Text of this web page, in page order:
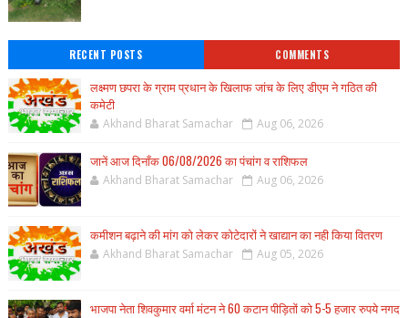
RECENT POSTS COMMENTS
लक्ष्मण छपरा के ग्राम प्रधान के खिलाफ जांच के लिए डीएम ने गठित की
कमेटी
Akhand Bharat Samachar Aug 06, 2026
जानें आज दिनाँक 06/08/2026 का पंचांग व राशिफल
Akhand Bharat Samachar Aug 06, 2026
कमीशन बढ़ाने की मांग को लेकर कोटेदारों ने खाद्यान का नही किया वितरण
Akhand Bharat Samachar Aug 05, 2026
भाजपा नेता शिवकुमार वर्मा मंटन ने 60 कटान पीड़ितों को 5-5 हजार रुपये नगद